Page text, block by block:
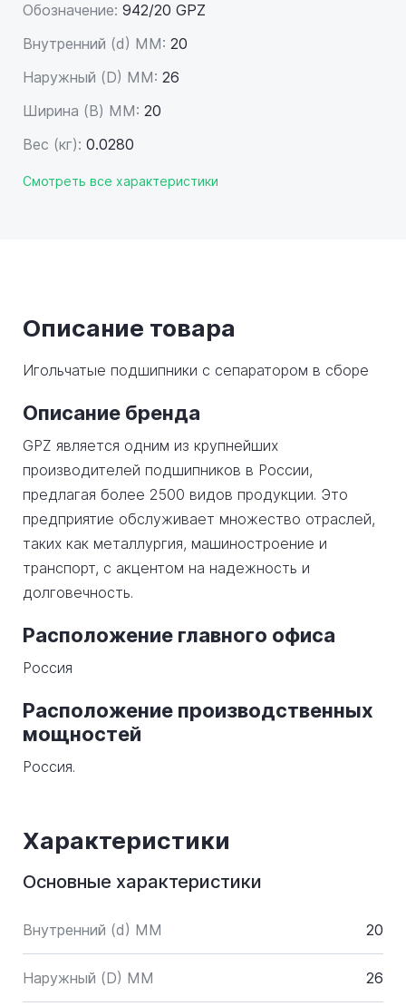
Обозначение: 942/20 GPZ
Внутренний (d) ММ: 20
Наружный (D) ММ: 26
Ширина (B) MM: 20
Вес (кг): 0.0280
Смотреть все характеристики
Описание товара
Игольчатые подшипники с сепаратором в сборе
Описание бренда
GPZ является одним из крупнейших
производителей подшипников в России,
предлагая более 2500 видов продукции. Это
предприятие обслуживает множество отраслей,
таких как металлургия, машиностроение и
транспорт, с акцентом на надежность и
долговечность.
Расположение главного офиса
Россия
Расположение производственных
мощностей
Россия.
Характеристики
Основные характеристики
Внутренний (d) ММ 20
Наружный (D) ММ 26